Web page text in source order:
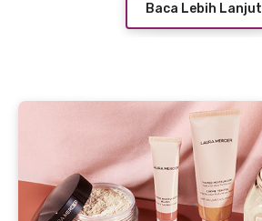
Baca Lebih Lanjut